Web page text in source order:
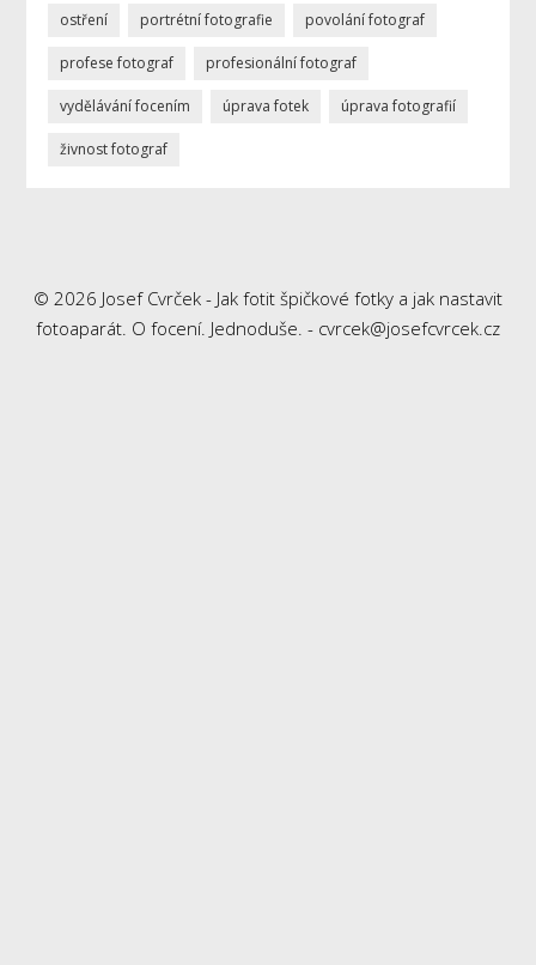
ostření portrétní fotografie povolání fotograf
profese fotograf profesionální fotograf
vydělávání focením úprava fotek úprava fotografií
živnost fotograf
© 2026 Josef Cvrček - Jak fotit špičkové fotky a jak nastavit
fotoaparát. O focení. Jednoduše. - cvrcek@josefcvrcek.cz